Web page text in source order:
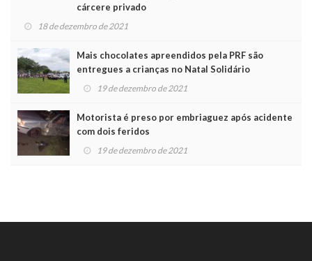
cárcere privado
18 de dezembro de 2021
Mais chocolates apreendidos pela PRF são
entregues a crianças no Natal Solidário
19 de dezembro de 2021
Motorista é preso por embriaguez após acidente
com dois feridos
19 de dezembro de 2021